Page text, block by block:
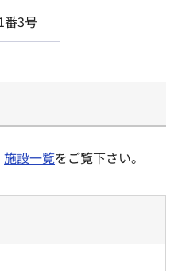
番3号
施設一覧をご覧下さい。